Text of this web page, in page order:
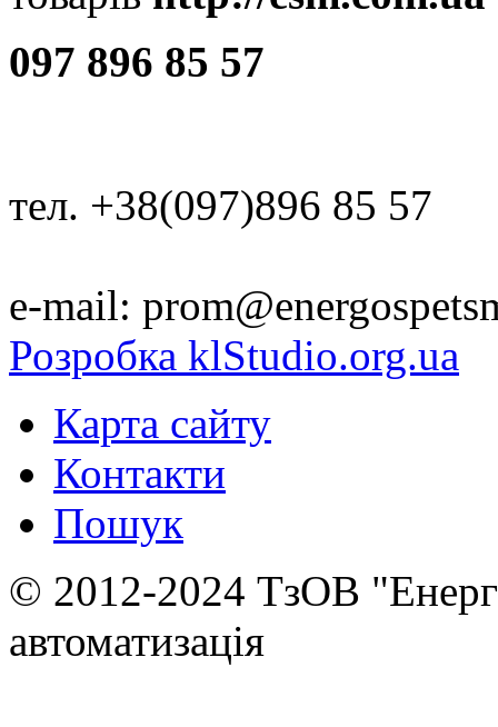
097 896 85 57
тел. +38(097)896 85 57
e-mail:
Розробка klStudio.org.ua
Карта сайту
Контакти
Пошук
© 2012-2024 ТзОВ
автоматизація